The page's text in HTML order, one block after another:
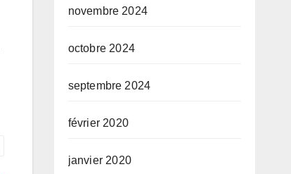
novembre 2024
octobre 2024
septembre 2024
février 2020
janvier 2020